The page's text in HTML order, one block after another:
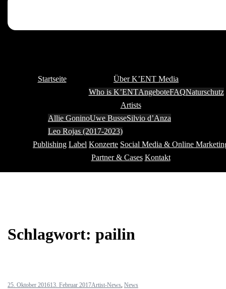
Startseite
Über K’ENT Media
Who is K’ENTAngeboteFAQNaturschutz
Artists
Allie GoninoUwe BusseSilvio d’Anza
Leo Rojas (2017-2023)
Publishing Label Konzerte Social Media & Online
Partner & Cases Kontakt
Schlagwort: pailin
25. Oktober 201613. Februar 2017Artist-News, News